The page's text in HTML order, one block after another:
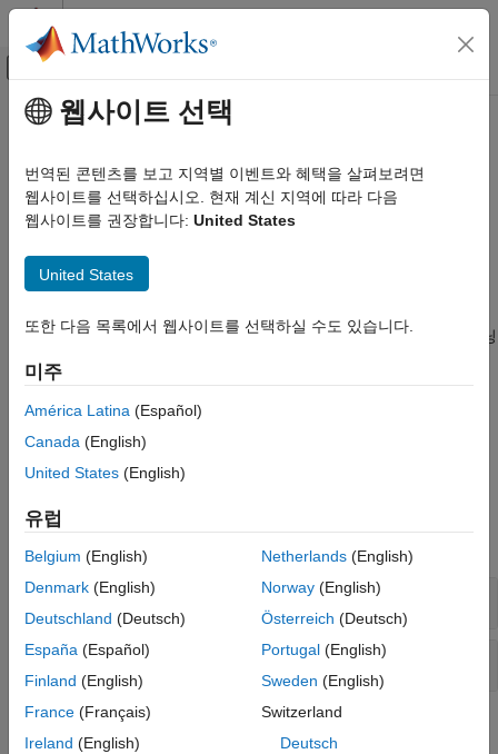
콘텐츠로 바로 가기
오프캔버스 탐색 메뉴 토글
문서 홈
Deep Learning Toolbox
응용 사례
카테고리
영상 처리 및 컴퓨터 비전
신호 처리, 오디오, 무선
차수 축소 모델링
텍스트 분석 및 계산 금융
엔드 투 엔드 AI 워크플로
주요 콘텐츠
물리정보 머신러닝
물리정보 머신러닝(PIML) 및 물리정보 신경망(PINN) 영역에서
딥러닝 워크플로 확장
Learning Toolbox™를 사용합니다.
법칙과 원리를 머신러닝 모델에 통합할 수 있는 머신러닝과 딥러닝
강인성을 높일 수 있고 모델 예측 또한 해당 법칙과 원리를
따르도록 할 수 있습니다. 예를 들어 열역학 법칙이 통합된 손실
있습니다.
신경망 계층
자동 미분
도움말 항목
웹사이트 선택
번역된 콘텐츠를 보고 지역별 이벤트와 혜택을 살펴보려면
웹사이트를 선택하십시오. 현재 계신 지역에 따라 다음
웹사이트를 권장합니다: United States
United States
또한 다음 목록에서 웹사이트를 선택하실 수도 있습니다.
미주
América Latina (Español)
Canada (English)
United States (English)
유럽
Belgium (English)
Denmark (English)
Deutschland (Deutsch)
España (Español)
Finland (English)
France (Français)
Ireland (English)
Netherlands(English)
Norway(English)
Österreich (Deutsch)
Portugal(English)
Sweden (English)
Switzerland
Deutsch